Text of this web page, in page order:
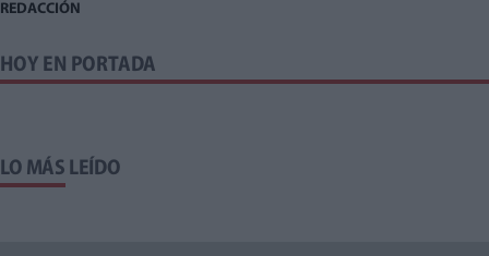
REDACCIÓN
HOY EN PORTADA
LO MÁS LEÍDO